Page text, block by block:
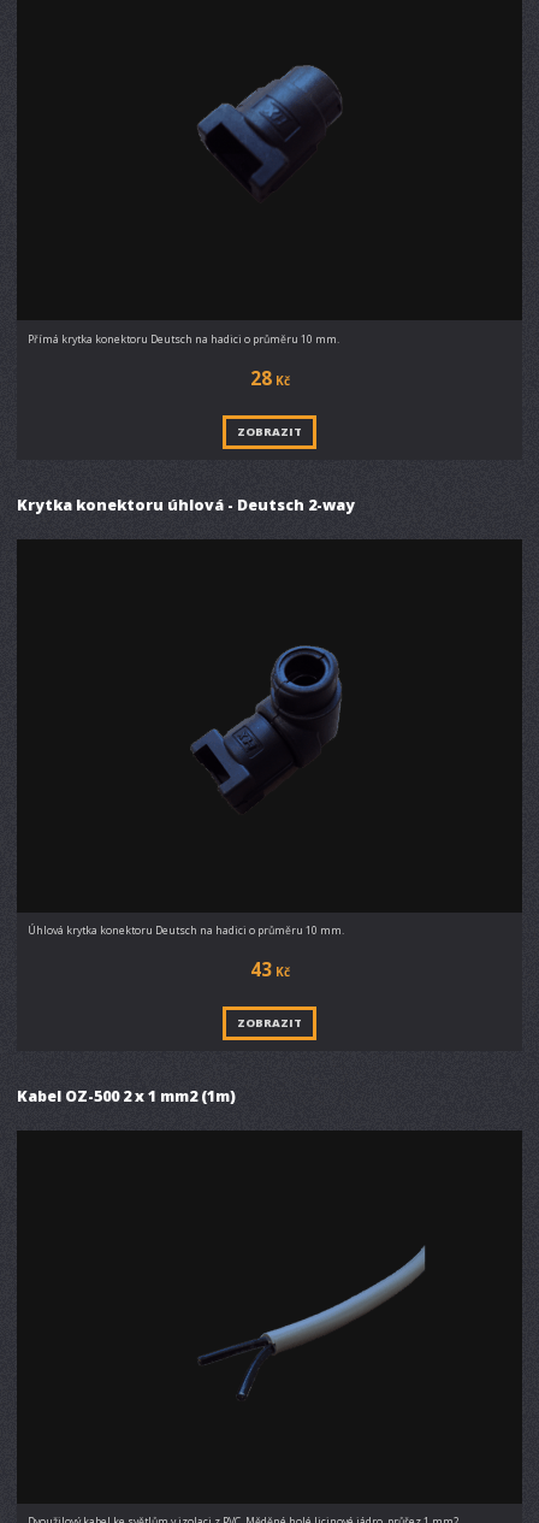
Přímá krytka konektoru Deutsch na hadici o průměru 10 mm.
28Kč
ZOBRAZIT
Krytka konektoru úhlová - Deutsch 2-way
Úhlová krytka konektoru Deutsch na hadici o průměru 10 mm.
43Kč
ZOBRAZIT
Kabel OZ-500 2 x 1 mm2 (1m)